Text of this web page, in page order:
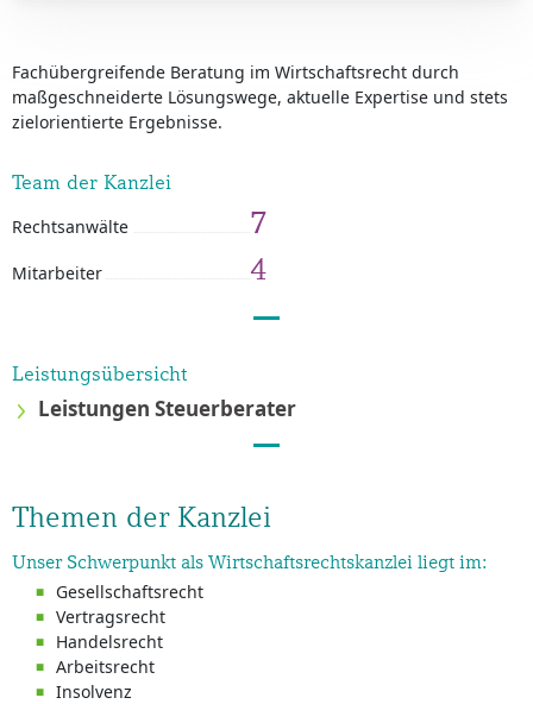
Fachübergreifende Beratung im Wirtschaftsrecht durch
maßgeschneiderte Lösungswege, aktuelle Expertise und stets
zielorientierte Ergebnisse.
Team der Kanzlei
Rechtsanwälte 7
Mitarbeiter 4
Leistungsübersicht
Leistungen Steuerberater
Themen der Kanzlei
Unser Schwerpunkt als Wirtschaftsrechtskanzlei liegt im:
Gesellschaftsrecht
Vertragsrecht
Handelsrecht
Arbeitsrecht
Insolvenz